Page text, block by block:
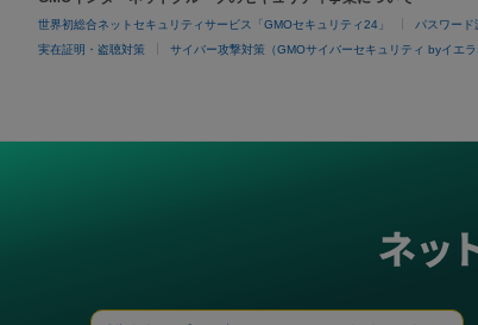
世界初総合ネットセキュリティサービス「GMOセキュリティ24」 パスワード
実在証明・盗聴対策 サイバー攻撃対策（GMOサイバーセキュリティ byイエラ